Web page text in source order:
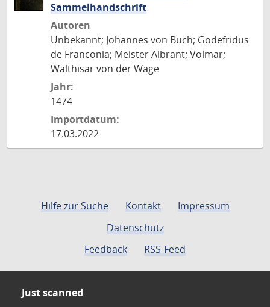
Sammelhandschrift
Autoren
Unbekannt; Johannes von Buch; Godefridus
de Franconia; Meister Albrant; Volmar;
Walthisar von der Wage
Jahr:
1474
Importdatum:
17.03.2022
Hilfe zur Suche Kontakt
Impressum
Datenschutz
Feedback
RSS-Feed
Just scanned